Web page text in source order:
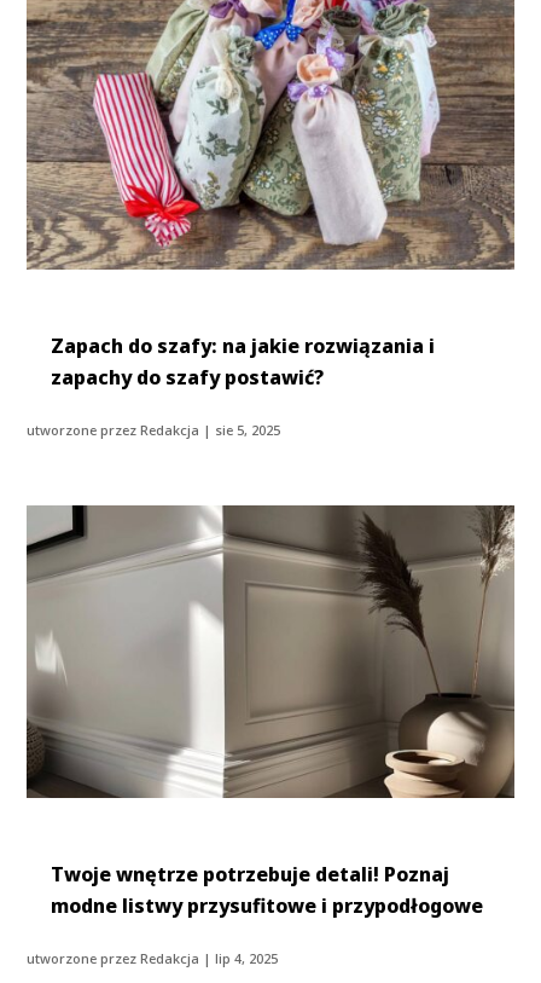
Zapach do szafy: na jakie rozwiązania i
zapachy do szafy postawić?
utworzone przezRedakcja | sie 5, 2025
Twoje wnętrze potrzebuje detali! Poznaj
modne listwy przysufitowe i przypodłogowe
utworzone przezRedakcja |lip 4, 2025